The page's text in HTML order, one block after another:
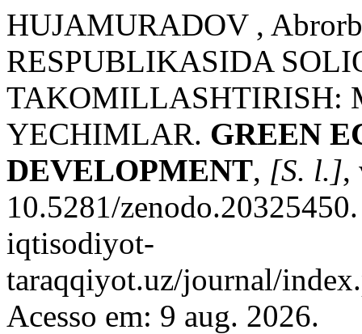
HUJAMURADOV ,
RESPUBLIKASIDA
TAKOMILLASHTIRISH:
YECHIMLAR. GREEN
DEVELOPMENT, [S. l.],
10.5281/
iqtisodiyot-
taraqqiyot.uz/journal/
Acesso em: 9 aug. 2026.